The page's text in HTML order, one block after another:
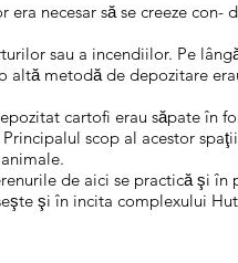
era necesar să se creeze
sau a incendiilor. Pe
o altă metodă de depozitare
cartofi erau săpate în
scop al acestor
de aici se practică şi în
şi în incita complexului